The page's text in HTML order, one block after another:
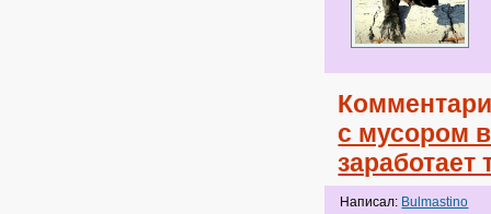
с мусором
заработает
Написал: Bulmastino